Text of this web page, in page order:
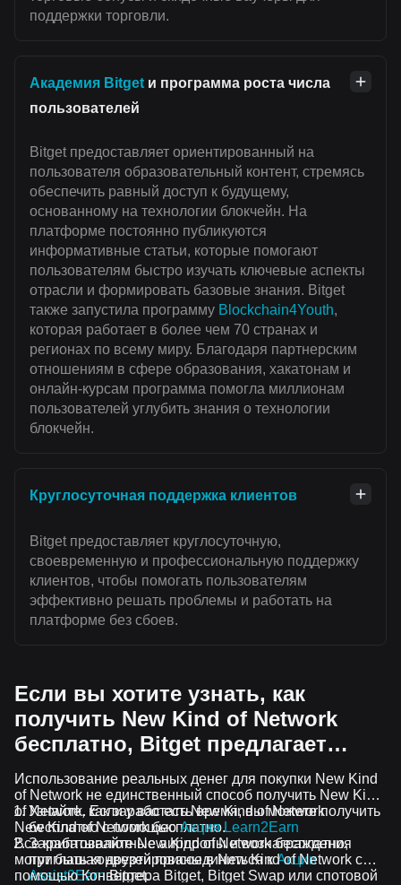
поддержки торговли.
Академия Bitget и программа роста числа
пользователей
Bitget предоставляет ориентированный на
пользователя образовательный контент, стремясь
обеспечить равный доступ к будущему,
основанному на технологии блокчейн. На
платформе постоянно публикуются
информативные статьи, которые помогают
пользователям быстро изучать ключевые аспекты
отрасли и формировать базовые знания. Bitget
также запустила программу Blockchain4Youth,
которая работает в более чем 70 странах и
регионах по всему миру. Благодаря партнерским
отношениям в сфере образования, хакатонам и
онлайн-курсам программа помогла миллионам
пользователей углубить знания о технологии
блокчейн.
Круглосуточная поддержка клиентов
Bitget предоставляет круглосуточную,
своевременную и профессиональную поддержку
клиентов, чтобы помогать пользователям
эффективно решать проблемы и работать на
платформе без сбоев.
Если вы хотите узнать, как
получить New Kind of Network
бесплатно, Bitget предлагает…
Использование реальных денег для покупки New Kind
of Network не единственный способ получить New Kind
of Network. Если у вас есть время, вы можете получить
New Kind of Network бесплатно.
Узнайте, как заработать New Kind of Network
бесплатно с помощьюАкция Learn2Earn
Зарабатывайте New Kind of Network бесплатно,
приглашая друзей присоединиться кАкции
Assist2EarnBitget.
Все криптовалютные аирдропы и вознаграждения
могут быть конвертированы в New Kind of Network с
помощью Конвертера Bitget, Bitget Swap или спотовой